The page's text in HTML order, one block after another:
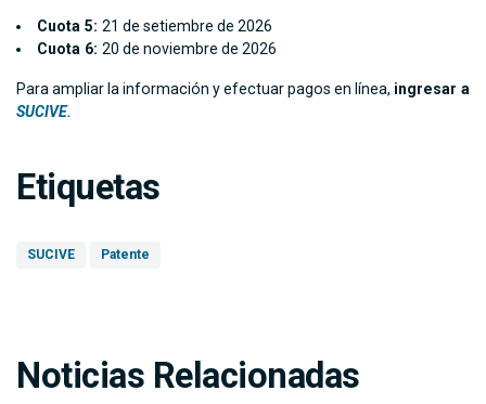
Cuota 5:21 de setiembre de 2026
Cuota 6:20 de noviembre de 2026
Para ampliar la información y efectuar pagos en línea, ingresar a
SUCIVE.
Etiquetas
SUCIVE Patente
Noticias Relacionadas